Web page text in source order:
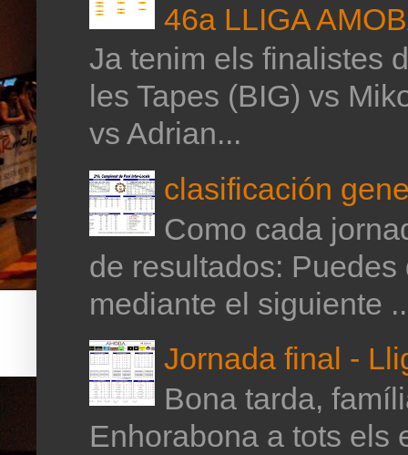
46a LLIGA
Ja tenim els finalistes
les Tapes (BIG) vs
vs Adrian...
clasificación
Como cada
de resultados:
mediante el siguiente
Jornada final -
Bona tarda,
Enhorabona a tots els